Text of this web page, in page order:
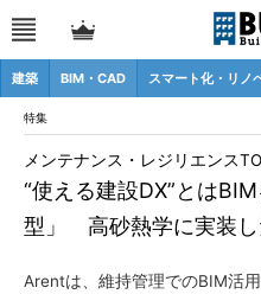
建築 BIM・CAD スマート化・リノ
特集
“使える建設DX”とは
型」 高砂熱学に実装
メンテナンス・レジリエンス
Arentは、維持管理でのBIM活